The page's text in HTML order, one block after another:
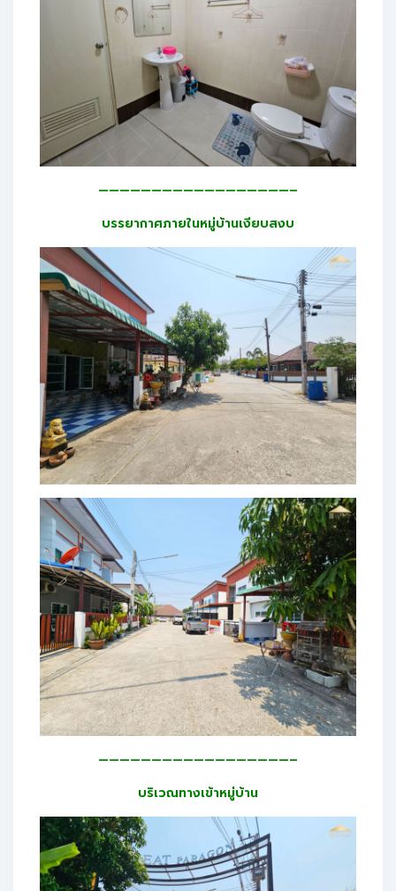
——————————————————–
บรรยากาศภายในหมู่บ้านเงียบสงบ
——————————————————–
บริเวณทางเข้าหมู่บ้าน